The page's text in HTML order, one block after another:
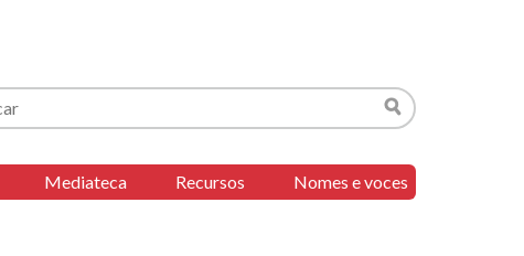
Buscar
Mediateca Recursos Nomes e voces